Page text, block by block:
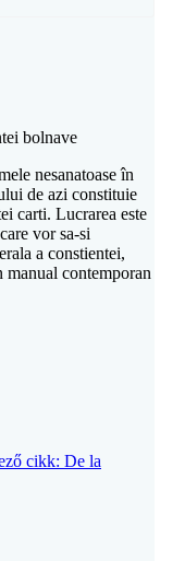
bolnave
nesanatoase în
de azi constituie
carti. Lucrarea este
vor sa-si
a constientei,
manual contemporan
cikk: De la